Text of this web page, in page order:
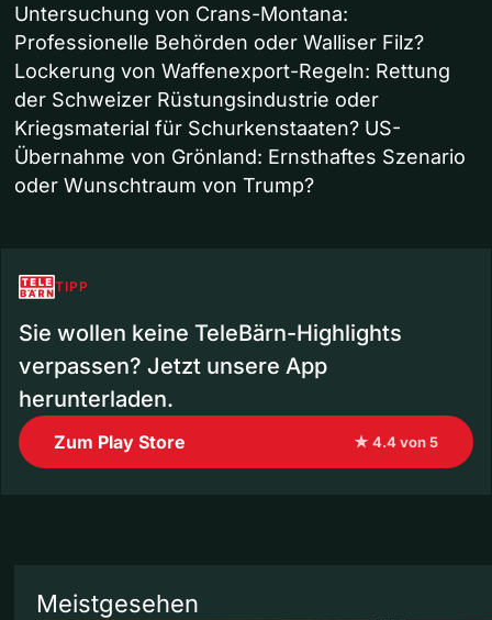
Untersuchung von Crans-Montana:
Professionelle Behörden oder Walliser Filz?
Lockerung von Waffenexport-Regeln: Rettung
der Schweizer Rüstungsindustrie oder
Kriegsmaterial für Schurkenstaaten? US-
Übernahme von Grönland: Ernsthaftes Szenario
oder Wunschtraum von Trump?
TIPP
Sie wollen keine TeleBärn-Highlights
verpassen? Jetzt unsere App
herunterladen.
Zum Play Store ★ 4.4 von 5
Meistgesehen